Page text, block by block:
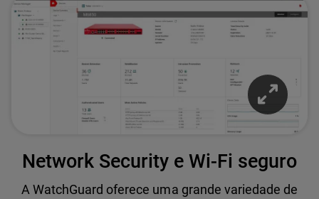
Network Security e Wi-Fi seguro
A WatchGuard oferece uma grande variedade de